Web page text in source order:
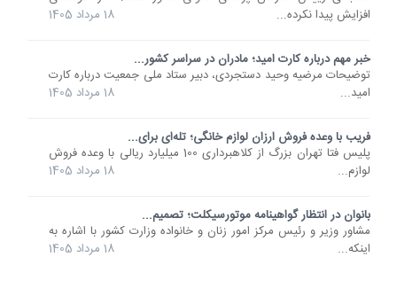
افزایش پیدا نکرده...
18 مرداد 1405
خبر مهم درباره کارت امید؛ مادران در سراسر کشور...
توضیحات مرضیه وحید دستجردی، دبیر ستاد ملی جمعیت درباره کارت
امید...
18 مرداد 1405
فریب با وعده فروش ارزان لوازم خانگی؛ تله‌ای برای...
پلیس فتا تهران بزرگ از کلاهبرداری 100 میلیارد ریالی با وعده فروش
لوازم...
18 مرداد 1405
بانوان در انتظار گواهینامه موتورسیکلت؛ تصمیم...
مشاور وزیر و رئیس مرکز امور زنان و خانواده وزارت کشور با اشاره به
اینکه...
18 مرداد 1405